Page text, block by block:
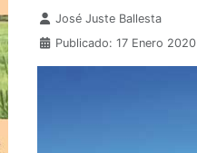
Detalles
José Juste Ballesta
Publicado: 17 Enero 2020